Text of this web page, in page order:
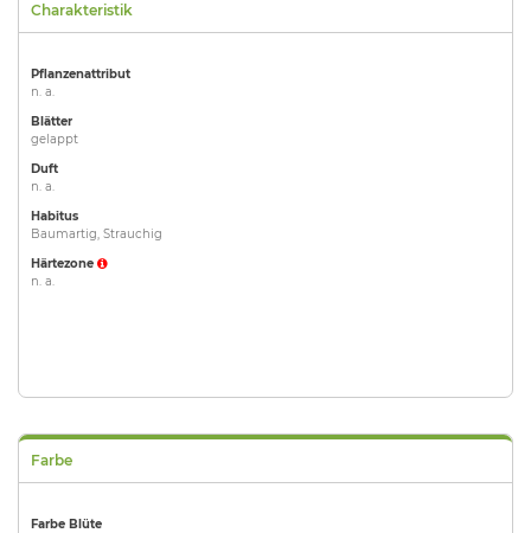
Charakteristik
Pflanzenattribut
n. a.
Blätter
gelappt
Duft
n. a.
Habitus
Baumartig, Strauchig
Härtezone
n. a.
Farbe
Farbe Blüte